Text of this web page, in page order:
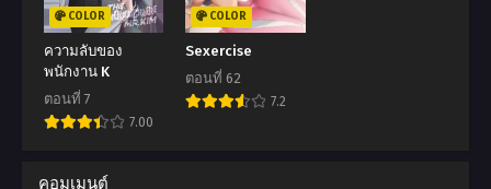
COLOR
ความลับของ
พนักงาน K
ตอนที่ 7
7.00
COLOR
Sexercise
ตอนที่ 62
7.2
คอมเมนต์